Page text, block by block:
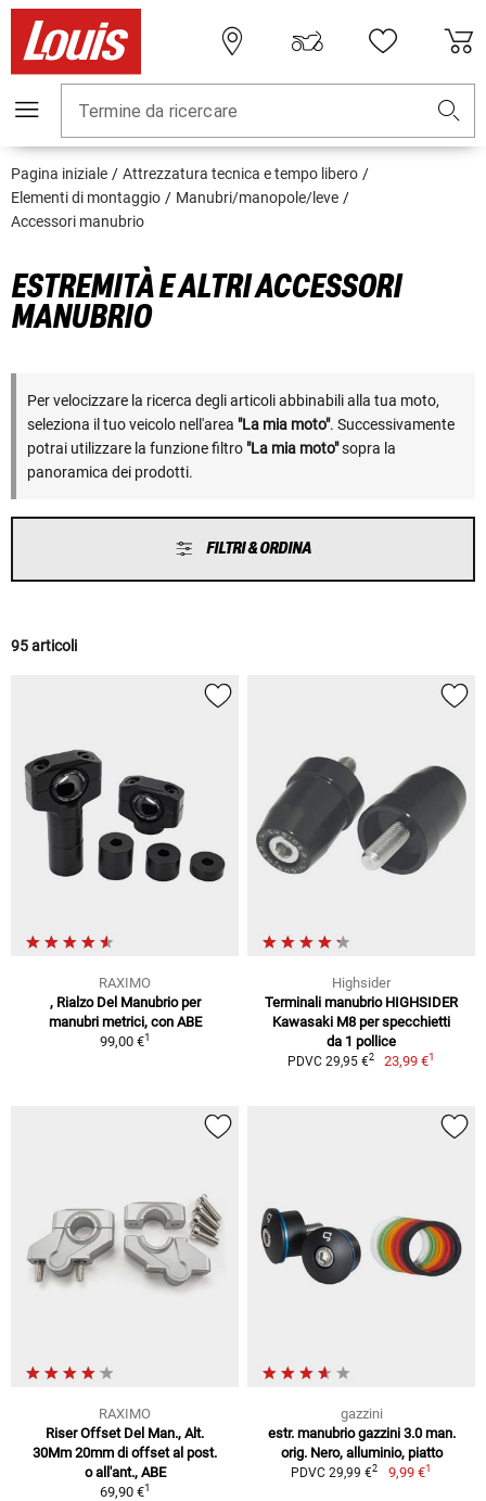
Termine da ricercare
Pagina iniziale
Attrezzatura tecnica e tempo libero
Elementi di montaggio
Manubri/manopole/leve
Accessori manubrio
ESTREMITÀ E ALTRI ACCESSORI
MANUBRIO
Per velocizzare la ricerca degli articoli abbinabili alla tua moto,
seleziona il tuo veicolo nell'area "La mia moto". Successivamente
potrai utilizzare la funzione filtro "La mia moto"sopra la
panoramica dei prodotti.
FILTRI & ORDINA
95 articoli
RAXIMO
, Rialzo Del Manubrio per
manubri metrici, con ABE
99,00 €1
Highsider
Terminali manubrio HIGHSIDER
Kawasaki M8 per specchietti
da 1 pollice
PDVC 29,95 €2 23,99 €1
RAXIMO
Riser Offset Del Man., Alt.
30Mm 20mm di offset al post.
o all'ant., ABE
69,90 €1
gazzini
estr. manubrio gazzini 3.0 man.
orig. Nero, alluminio, piatto
PDVC 29,99 €2 9,99 €1